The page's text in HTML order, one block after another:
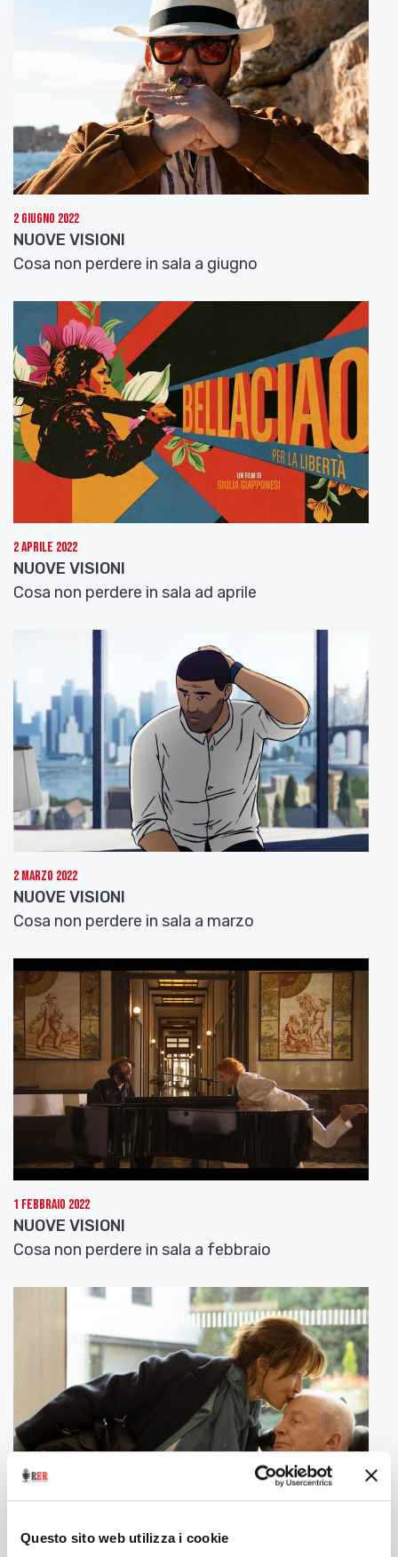
Questo sito web utilizza i cookie
2 Giugno 2022
NUOVE VISIONI
Cosa non perdere in sala a giugno
2 Aprile 2022
NUOVE VISIONI
Cosa non perdere in sala ad aprile
2 Marzo 2022
NUOVE VISIONI
Cosa non perdere in sala a marzo
1 Febbraio 2022
NUOVE VISIONI
Cosa non perdere in sala a febbraio
3 Gennaio 2022